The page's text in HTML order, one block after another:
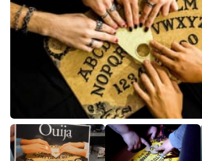
TV Program
Časopis
Sledujte prima+
Přihlášení